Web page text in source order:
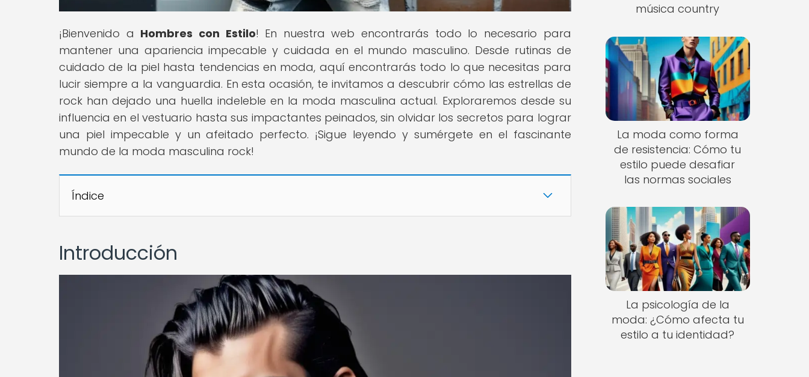
¡Bienvenido a Hombres con Estilo! En nuestra web encontrarás todo lo necesario para
mantener una apariencia impecable y cuidada en el mundo masculino. Desde rutinas de
cuidado de la piel hasta tendencias en moda, aquí encontrarás todo lo que necesitas para
lucir siempre a la vanguardia. En esta ocasión, te invitamos a descubrir cómo las estrellas de
rock han dejado una huella indeleble en la moda masculina actual. Exploraremos desde su
influencia en el vestuario hasta sus impactantes peinados, sin olvidar los secretos para lograr
una piel impecable y un afeitado perfecto. ¡Sigue leyendo y sumérgete en el fascinante
mundo de la moda masculina rock!
Índice
Introducción
música country
La moda como forma
de resistencia: Cómo tu
estilo puede desafiar
las normas sociales
La psicología de la
moda: ¿Cómo afecta tu
estilo a tu identidad?